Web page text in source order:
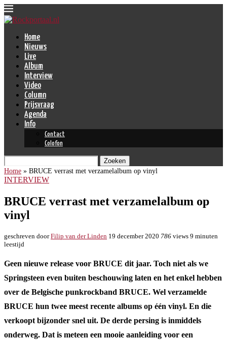
Home
Nieuws
Live
Album
Interview
Video
Column
Prijsvraag
Agenda
Info
Contact
Colofon
Zoeken
Home » BRUCE verrast met verzamelalbum op vinyl
INTERVIEW
BRUCE verrast met verzamelalbum op
vinyl
geschreven doorFilip van der Linden 19 december 2020 786 views 9 minuten
leestijd
Geen nieuwe release voor BRUCE dit jaar. Toch niet als we
Springsteen even buiten beschouwing laten en het enkel hebben
over de Belgische punkrockband BRUCE. Wel verzamelde
BRUCE hun twee meest recente albums op één vinyl. En die
verkoopt bijzonder snel uit. De derde persing is inmiddels
onderweg. Dat is meteen een mooie aanleiding voor een